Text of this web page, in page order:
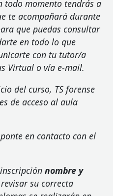
todo momento tendrás a
te acompañará durante
que puedas consultar
en todo lo que
con tu tutor/a
Virtual o vía e-mail.
del curso, TS forense
de acceso al aula
en contacto con el
nombre y
su correcta